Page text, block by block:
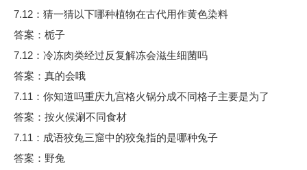
7.12：猜一猜以下哪种植物在古代用作黄色染料
答案：栀子
7.12：冷冻肉类经过反复解冻会滋生细菌吗
答案：真的会哦
7.11：你知道吗重庆九宫格火锅分成不同格子主要是为了
答案：按火候涮不同食材
7.11：成语狡兔三窟中的狡兔指的是哪种兔子
答案：野兔